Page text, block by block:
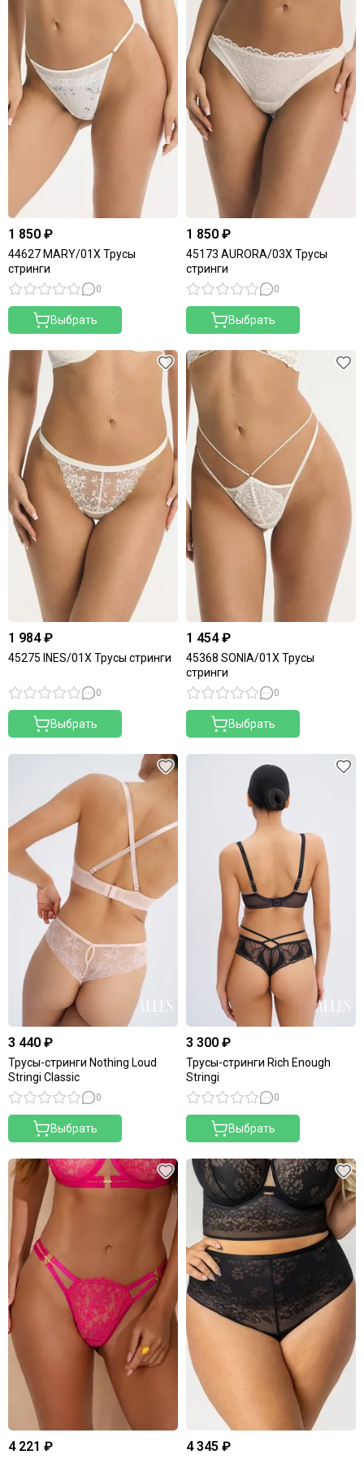
1 850 ₽
44627 MARY/01X Трусы
стринги
0
Выбрать
1 850 ₽
45173 AURORA/03X Трусы
стринги
0
Выбрать
1 984 ₽
45275 INES/01X Трусы стринги
0
Выбрать
1 454 ₽
45368 SONIA/01X Трусы
стринги
0
Выбрать
3 440 ₽
Трусы-стринги Nothing Loud
Stringi Classic
0
Выбрать
3 300 ₽
Трусы-стринги Rich Enough
Stringi
0
Выбрать
4 221 ₽ 4 345 ₽